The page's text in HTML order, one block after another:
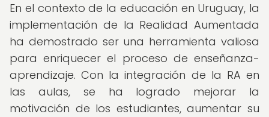
En el contexto de la educación en Uruguay, la
implementación de la Realidad Aumentada
ha demostrado ser una herramienta valiosa
para enriquecer el proceso de enseñanza-
aprendizaje. Con la integración de la RA en
las aulas, se ha logrado mejorar la
motivación de los estudiantes, aumentar su